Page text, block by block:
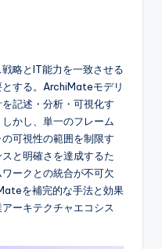
略とIT能力を一致させる
する。ArchiMateモデリ
記述・分析・可視化す
かし、単一のフレーム
可視性の範囲を制限す
と明確さを達成するた
ークとの統合が不可欠
を補完的な手法と効果
ーキテクチャエコシス